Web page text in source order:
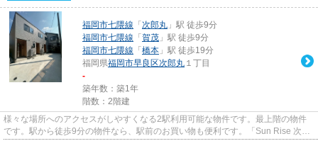
福岡市七隈線 「 次郎丸 」駅 徒歩9分
福岡市七隈線 「 賀茂 」駅 徒歩9分
福岡市七隈線 「 橋本 」駅 徒歩19分
福岡県福岡市早良区次郎丸 １丁目
-
築年数：築1年
階数：2階建
様々な場所へのアクセスがしやすくなる2駅利用可能な物件です。最上階の物件
です。駅から徒歩9分の物件なら、駅前のお買い物も便利です。「Sun Rise 次郎